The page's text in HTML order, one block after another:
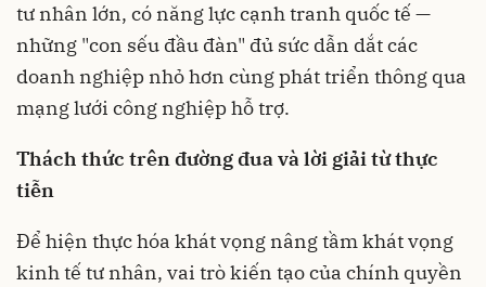
tư nhân lớn, có năng lực cạnh tranh quốc tế —
những "con sếu đầu đàn" đủ sức dẫn dắt các
doanh nghiệp nhỏ hơn cùng phát triển thông qua
mạng lưới công nghiệp hỗ trợ.
Thách thức trên đường đua và lời giải từ thực
tiễn
Để hiện thực hóa khát vọng nâng tầm khát vọng
kinh tế tư nhân, vai trò kiến tạo của chính quyền